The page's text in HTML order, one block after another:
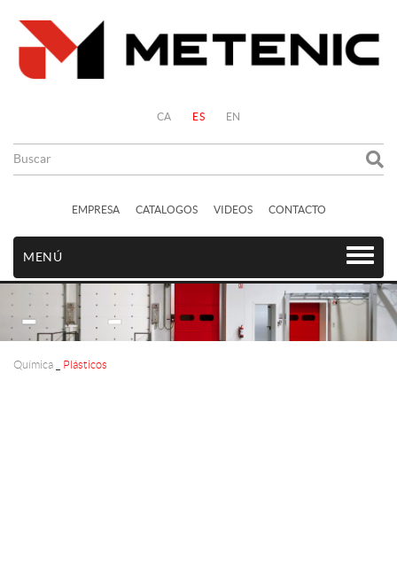
CA ES EN
EMPRESA CATALOGOS VIDEOS CONTACTO
MENÚ
Química Plásticos